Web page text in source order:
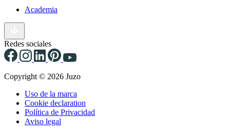
Academia
Redes sociales
Copyright © 2026 Juzo
Uso de la marca
Cookie declaration
Política de Privacidad
Aviso legal